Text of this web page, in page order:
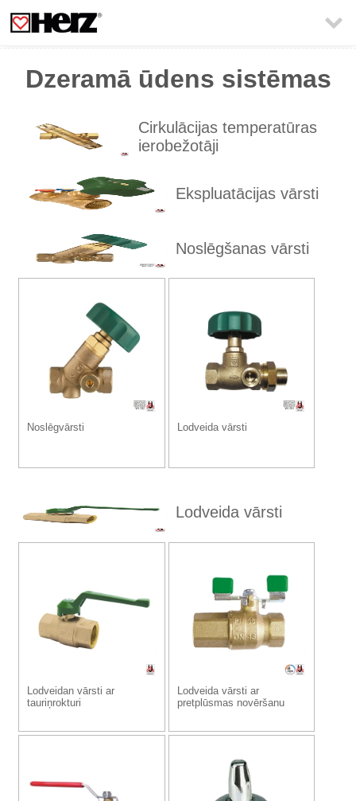

Dzeramā ūdens sistēmas
Cirkulācijas temperatūras
ierobežotāji
Ekspluatācijas vārsti
Noslēgšanas vārsti
Noslēgvārsti Lodveida vārsti
Lodveida vārsti
Lodveidan vārsti ar
tauriņrokturi
Lodveida vārsti ar
pretplūsmas novēršanu